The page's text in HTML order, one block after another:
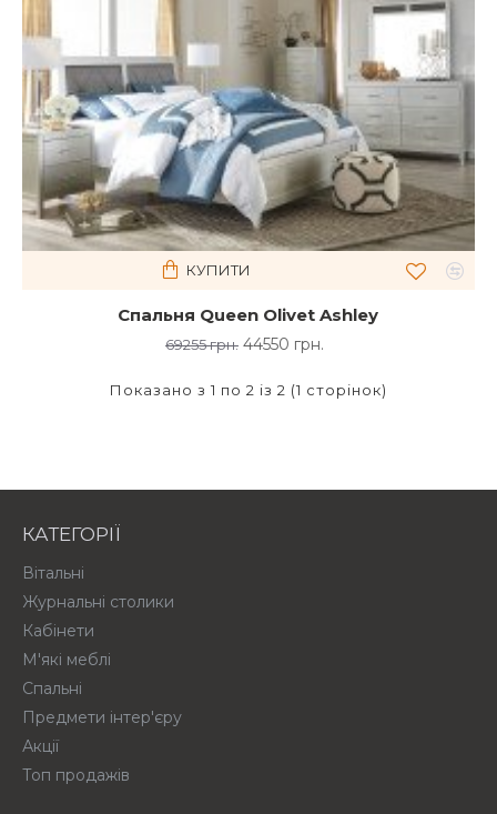
Спальня Queen Olivet Ashley
69255 грн. 44550 грн.
КУПИТИ
Показано з 1 по 2 із 2 (1 сторінок)
КАТЕГОРІЇ
Вітальні
Журнальні столики
Кабінети
М'які меблі
Спальні
Предмети інтер'єру
Акції
Топ продажів